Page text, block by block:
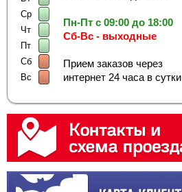
Ср
Чт
Пт
Сб
Вс
Пн-Пт с 09:00 до 18:00
Сб-Вс - выходные
Прием заказов через
интернет 24 часа в сутки